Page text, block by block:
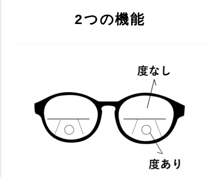
2つの機能